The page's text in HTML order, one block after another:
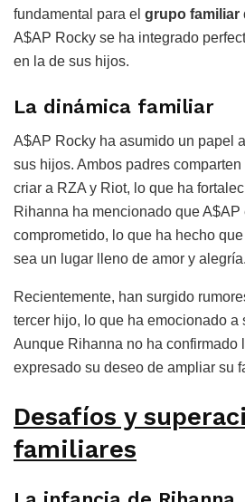
fundamental para el grupo familiar
A$AP Rocky se ha integrado
en la de sus hijos.
La dinámica familiar
A$AP Rocky ha asumido un papel
sus hijos. Ambos padres
criar a RZA y Riot, lo que ha
Rihanna ha mencionado que
comprometido, lo que ha hecho que
sea un lugar lleno de amor y alegría.
Recientemente, han surgido
tercer hijo, lo que ha emocionado a
Aunque Rihanna no ha confirmado
expresado su deseo de ampliar su
Desafíos y
familiares